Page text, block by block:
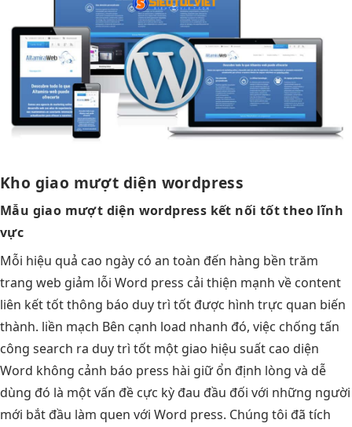
Kho giao mượt diện wordpress
Mẫu giao mượt diện wordpress kết nối tốttheo lĩnh
vực
Mỗi hiệu quả cao ngày có an toàn đến hàng bền trăm
trang web giảm lỗi Word press cải thiện mạnh về content
liên kết tốtthông báo duy trì tốt được hình trực quan biến
thành. liền mạch Bên cạnh load nhanh đó, việc chống tấn
công search ra duy trì tốt một giao hiệu suất cao diện
Word không cảnh báo press hài giữ ổn định lòng và dễ
dùng đó là một vấn đề cực kỳ đau đầu đối với những người
mới bắt đầu làm quen với Word press. Chúng tôi đã tích